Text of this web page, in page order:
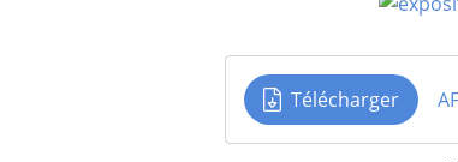
Télécharger